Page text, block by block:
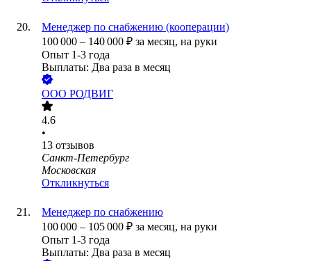
Менеджер по снабжению (кооперации)
100 000 – 140 000 ₽ за месяц, на руки
Опыт 1-3 года
Выплаты: Два раза в месяц
ООО РОДВИГ
4.6
•
13 отзывов
Санкт-Петербург
Московская
Откликнуться
Менеджер по снабжению
100 000 – 105 000 ₽ за месяц, на руки
Опыт 1-3 года
Выплаты: Два раза в месяц